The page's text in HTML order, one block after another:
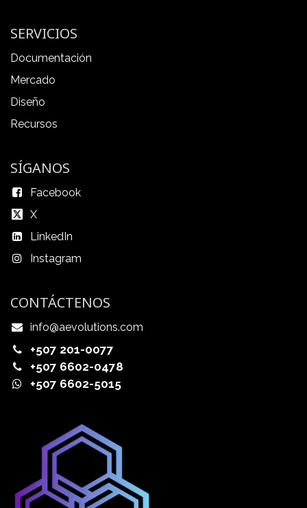
SERVICIOS
Documentación
Mercado
Diseño
Recursos
SÍGANOS
Facebook
X
LinkedIn
Instagram
CONTÁCTENOS
info@aevolutions.com
+507 201-0077
+507 6602-0478
+507 6602-5015